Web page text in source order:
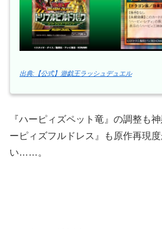
出典:【公式】遊戯王ラッシュデュエル
『ハーピィズペット竜』の調整も
ーピィズフルドレス』も原作再現
い……。